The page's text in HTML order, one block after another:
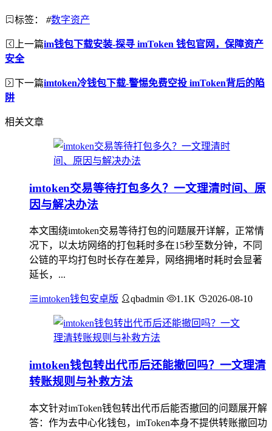
标签： #数字资产
上一篇im钱包下载安装-探寻 imToken 钱包官网，保障资产
安全
下一篇imtoken冷钱包下载-警惕免费空投 imToken背后的陷
阱
相关文章
imtoken交易等待打包多久？一文理清时间、原
因与解决办法
本文围绕imtoken交易等待打包的问题展开详解，正常情
况下，以太坊网络的打包耗时多在15秒至数分钟，不同
公链的平均打包时长存在差异，网络拥堵时耗时会显著
延长，...
imtoken钱包安卓版 qbadmin 1.1K 2026-08-10
imtoken钱包转出代币后还能撤回吗？一文理清
转账规则与补救方法
本文针对imToken钱包转出代币后能否撤回的问题展开解
答：作为去中心化钱包，imToken本身不提供转账撤回功